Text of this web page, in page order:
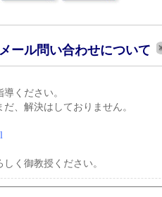
ール問い合わせについて
ください。
、解決はしておりません。
く御教授ください。